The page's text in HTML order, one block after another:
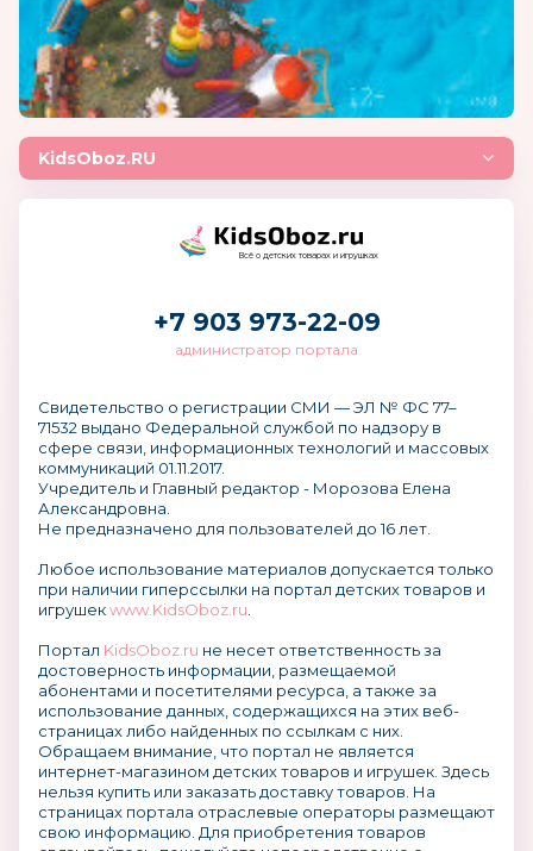
KidsOboz.RU
Всё о детских товарах и игрушках
+7 903 973-22-09
администратор портала
Свидетельство о регистрации СМИ — ЭЛ № ФС 77–
71532 выдано Федеральной службой по надзору в
сфере связи, информационных технологий и массовых
коммуникаций 01.11.2017.
Учредитель и Главный редактор - Морозова Елена
Александровна.
Не предназначено для пользователей до 16 лет.
Любое использование материалов допускается только
при наличии гиперссылки на портал детских товаров и
игрушекwww.KidsOboz.ru
Портал KidsOboz.ru не несет ответственность за
достоверность информации, размещаемой
абонентами и посетителями ресурса, а также за
использование данных, содержащихся на этих веб-
страницах либо найденных по ссылкам с них.
Обращаем внимание, что портал не является
интернет-магазином детских товаров и игрушек. Здесь
нельзя купить или заказать доставку товаров. На
страницах портала отраслевые операторы размещают
свою информацию. Для приобретения товаров